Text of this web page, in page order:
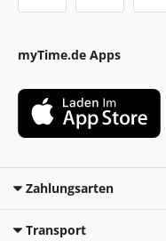
myTime.de Apps
Zahlungsarten
Transport